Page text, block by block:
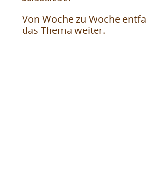
Von Woche zu Woche
das Thema weiter.